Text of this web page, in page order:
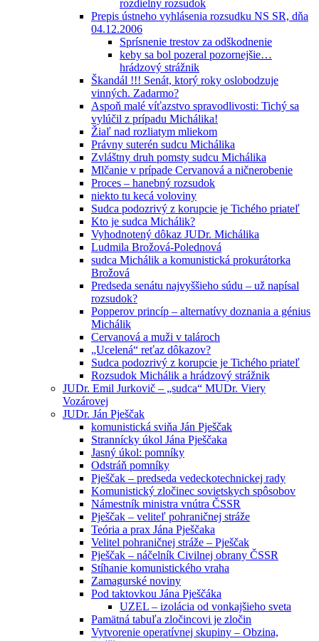
rozdielny rozsudok
Prepis ústneho vyhlásenia rozsudku NS SR, dňa
04.12.2006
Sprísnenie trestov za odškodnenie
keby sa bol pozeral pozornejšie…
hrádzový strážnik
Škandál !!! Senát, ktorý roky oslobodzuje
vinných. Zadarmo?
Aspoň malé víťazstvo spravodlivosti: Tichý sa
vylúčil z prípadu Michálika!
Žiaľ nad rozliatym mliekom
Právny suterén sudcu Michálika
Zvláštny druh pomsty sudcu Michálika
Mlčanie v prípade Cervanová a ničnerobenie
Proces – hanebný rozsudok
niekto tu kecá voloviny
Sudca podozrivý z korupcie je Tichého priateľ
Kto je sudca Michálik?
Vyhodnotený dôkaz JUDr. Michálika
Ludmila Brožová-Polednová
sudca Michálik a komunistická prokurátorka
Brožová
Predseda senátu najvyššieho súdu – už napísal
rozsudok?
Popperov princíp – alternatívy doznania a génius
Michálik
Cervanová a muži v talároch
„Ucelená“ reťaz dôkazov?
Sudca podozrivý z korupcie je Tichého priateľ
Rozsudok Michálik a hrádzový strážnik
JUDr. Emil Jurkovič – „sudca“ MUDr. Viery
Vozárovej
JUDr. Ján Pješčak
komunistická sviňa Ján Pješčak
Strannícky úkol Jána Pješčaka
Jasný úkol: pomníky
Odstráň pomníky
Pješčak – predseda vedeckotechnickej rady
Komunistický zločinec sovietskych spôsobov
Námestník ministra vnútra ČSSR
Pješčak – veliteľ pohraničnej stráže
Teória a prax Jána Pješčaka
Velitel pohraničnej stráže – Pješčak
Pješčak – náčelník Civilnej obrany ČSSR
Stíhanie komunistického vraha
Zamagurské noviny
Pod taktovkou Jána Pješčáka
UZEL – izolácia od vonkajšieho sveta
Pamätná tabuľa zločincovi je zločin
Vytvorenie operatívnej skupiny – Obzina,